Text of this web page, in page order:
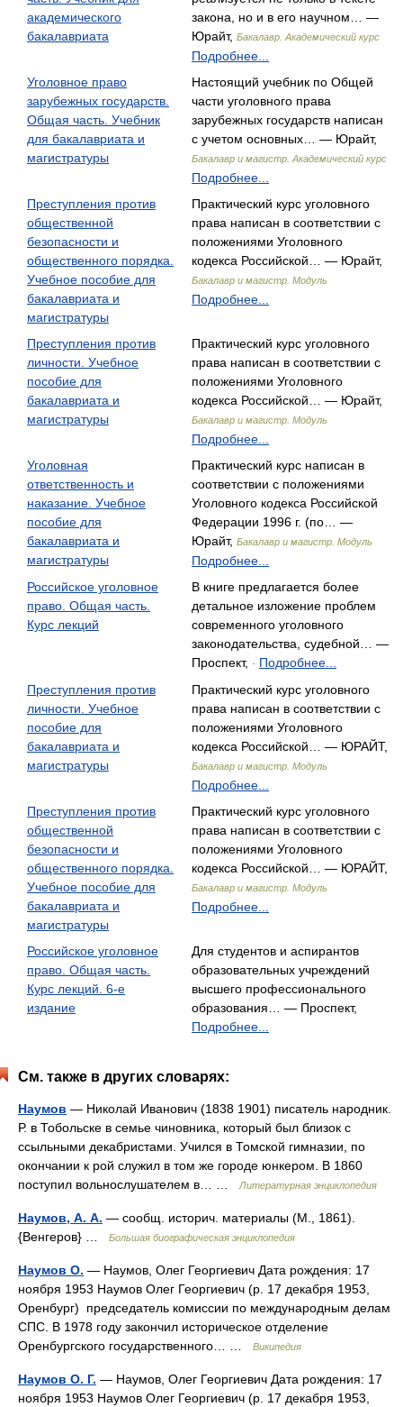
академического
бакалавриата
закона, но и в его научном… —
Юрайт, Бакалавр. Академический курс
Подробнее...
Уголовное право
зарубежных государств.
Общая часть. Учебник
для бакалавриата и
магистратуры
Настоящий учебник по Общей
части уголовного права
зарубежных государств написан
с учетом основных… — Юрайт,
Бакалавр и магистр. Академический курс
Подробнее...
Преступления против
общественной
безопасности и
общественного порядка.
Учебное пособие для
бакалавриата и
магистратуры
Практический курс уголовного
права написан в соответствии с
положениями Уголовного
кодекса Российской… — Юрайт,
Бакалавр и магистр. Модуль
Подробнее...
Преступления против
личности. Учебное
пособие для
бакалавриата и
магистратуры
Практический курс уголовного
права написан в соответствии с
положениями Уголовного
кодекса Российской… — Юрайт,
Бакалавр и магистр. Модуль
Подробнее...
Уголовная
ответственность и
наказание. Учебное
пособие для
бакалавриата и
магистратуры
Практический курс написан в
соответствии с положениями
Уголовного кодекса Российской
Федерации 1996 г. (по… —
Юрайт, Бакалавр и магистр. Модуль
Подробнее...
Российское уголовное
право. Общая часть.
Курс лекций
В книге предлагается более
детальное изложение проблем
современного уголовного
законодательства, судебной… —
Проспект, - Подробнее...
Преступления против
личности. Учебное
пособие для
бакалавриата и
магистратуры
Практический курс уголовного
права написан в соответствии с
положениями Уголовного
кодекса Российской… — ЮРАЙТ,
Бакалавр и магистр. Модуль
Подробнее...
Преступления против
общественной
безопасности и
общественного порядка.
Учебное пособие для
бакалавриата и
магистратуры
Практический курс уголовного
права написан в соответствии с
положениями Уголовного
кодекса Российской… — ЮРАЙТ,
Бакалавр и магистр. Модуль
Подробнее...
Российское уголовное
право. Общая часть.
Курс лекций. 6-е
издание
Для студентов и аспирантов
образовательных учреждений
высшего профессионального
образования… — Проспект,
Подробнее...
См. также в других словарях:
Наумов — Николай Иванович (1838 1901) писатель народник.
Р. в Тобольске в семье чиновника, который был близок с
ссыльными декабристами. Учился в Томской гимназии, по
окончании к рой служил в том же городе юнкером. В 1860
поступил вольнослушателем в… …
Литературная энциклопедия
Наумов, А. А. — сообщ. историч. материалы (М., 1861).
{Венгеров} …
Большая биографическая энциклопедия
Наумов О. — Наумов, Олег Георгиевич Дата рождения: 17
ноября 1953 Наумов Олег Георгиевич (р. 17 декабря 1953,
Оренбург) председатель комиссии по международным делам
СПС. В 1978 году закончил историческое отделение
Оренбургского государственного… …
Википедия
Наумов О. Г. — Наумов, Олег Георгиевич Дата рождения: 17
ноября 1953 Наумов Олег Георгиевич (р. 17 декабря 1953,